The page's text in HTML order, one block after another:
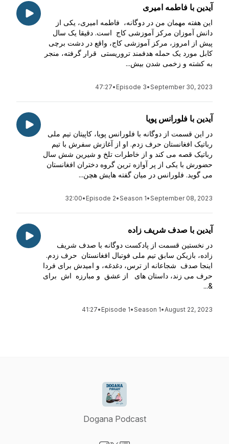
آیدین با فاطمه امیری
این هفته مهمان من در دوگانه، فاطمه امیری، یکی از
دانش آموزان مرکز آموزشی کاج است. دقیقا یک سال
پیش از امروز، مرکز آموزشی کاج، واقع در دشت برچی
کابل مورد یک حمله هدفمند تروریستی قرار گرفته، منجر
به کشته و زخمی شدن بیش...
September 30, 2023
•
Episode 3
•
47:27
آیدین با فلورانس پویا
در این قسمت از دوگانه با فلورانس پویا، کاپیتان تیم ملی
رباتیک افغانستان حرف زدم. او از آغازش سفرش با تیم
رباتیک قصه می کند و از خاطرات تلخ و شیرین شش سال
حضورش با یکی از پر آوازه ترین گروه دختران افغانستان
می گوید. فلورانس در میان گفته هایش هچن...
September 08, 2023
•
Season 1
•
Episode 2
•
32:00
آیدین با صدف شریف زاده
در نخستین قسمت از پادکست دوگانه با صدف شریف
زاده، بازیکن سابق تیم ملی فوتبال افغانستان حرف زدم.
اینجا صدف شجاعانه از ترس، دغدغه، و امیدش برای فردا
حرف می زند، داستان های از عشق و مبارزه اش برای
&...
August 22, 2023
•
Season 1
•
Episode 1
•
41:27
Dogana Podcast